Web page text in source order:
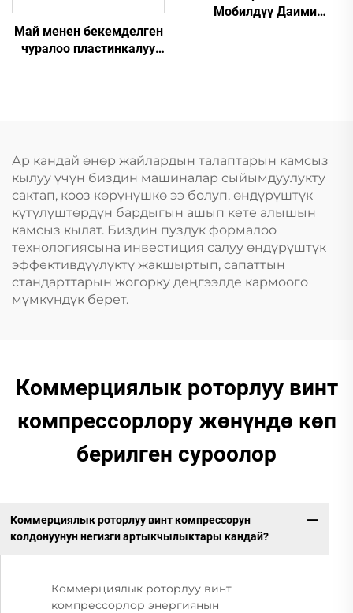
Май менен бекемделген
чуралоо пластинкалуу
Мобилдүү Даими
Ар кандай өнөр жайлардын талаптарын камсыз
кылуу үчүн биздин машиналар сыйымдуулукту
сактап, кооз көрүнүшкө ээ болуп, өндүрүштүк
күтүлүштөрдүн бардыгын ашып кете алышын
камсыз кылат. Биздин пуздук формалоо
технологиясына инвестиция салуу өндүрүштүк
эффективдүүлүктү жакшыртып, сапаттын
стандарттарын жогорку деңгээлде кармоого
мүмкүндүк берет.
Коммерциялык роторлуу винт
компрессорлору жөнүндө көп
берилген суроолор
Коммерциялык роторлуу винт компрессорун
колдонуунун негизги артыкчылыктары кандай?
Коммерциялык роторлуу винт
компрессорлор энергиянын